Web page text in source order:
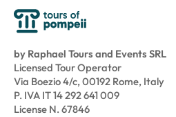
by Raphael Tours and Events SRL
Licensed Tour Operator
Via Boezio 4/c, 00192 Rome, Italy
P. IVA IT 14 292 641 009
License N. 67846